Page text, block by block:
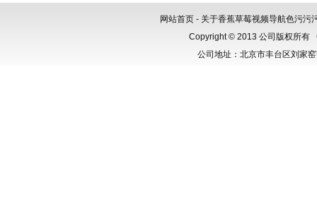
网站首页 - 关于香蕉草莓视频导航色污污
Copyright © 2013 公司版权所有
公司地址：北京市丰台区刘